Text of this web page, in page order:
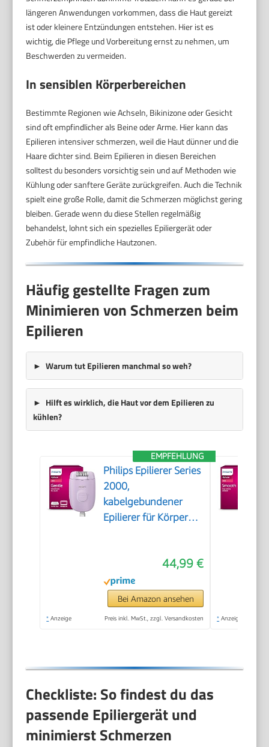
längeren Anwendungen vorkommen, dass die Haut gereizt
ist oder kleinere Entzündungen entstehen. Hier ist es
wichtig, die Pflege und Vorbereitung ernst zu nehmen, um
Beschwerden zu vermeiden.
In sensiblen Körperbereichen
Bestimmte Regionen wie Achseln, Bikinizone oder Gesicht
sind oft empfindlicher als Beine oder Arme. Hier kann das
Epilieren intensiver schmerzen, weil die Haut dünner und die
Haare dichter sind. Beim Epilieren in diesen Bereichen
solltest du besonders vorsichtig sein und auf Methoden wie
Kühlung oder sanftere Geräte zurückgreifen. Auch die Technik
spielt eine große Rolle, damit die Schmerzen möglichst gering
bleiben. Gerade wenn du diese Stellen regelmäßig
behandelst, lohnt sich ein spezielles Epiliergerät oder
Zubehör für empfindliche Hautzonen.
Häufig gestellte Fragen zum
Minimieren von Schmerzen beim
Epilieren
Warum tut Epilieren manchmal so weh?
Hilft es wirklich, die Haut vor dem Epilieren zu
kühlen?
EMPFEHLUNG
Philips Epilierer Series
2000,
kabelgebundener
Epilierer für Körper
Haarentferner für
Damen, Modell
BRE237/00
44,99 €
Bei Amazon ansehen
* Anzeige Preis inkl. MwSt., zzgl. Versandkosten * Anzeige
Checkliste: So findest du das
passende Epiliergerät und
minimierst Schmerzen